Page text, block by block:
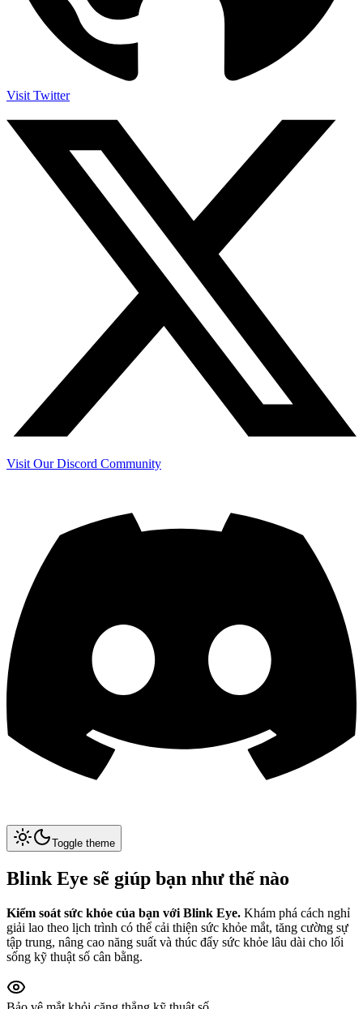
Visit Twitter
Visit Our Discord Community
Toggle theme
Blink Eye sẽ giúp bạn như thế nào
Kiểm soát sức khỏe của bạn với Blink Eye. Khám phá cách nghỉ
giải lao theo lịch trình có thể cải thiện sức khỏe mắt, tăng cường sự
tập trung, nâng cao năng suất và thúc đẩy sức khỏe lâu dài cho lối
sống kỹ thuật số cân bằng.